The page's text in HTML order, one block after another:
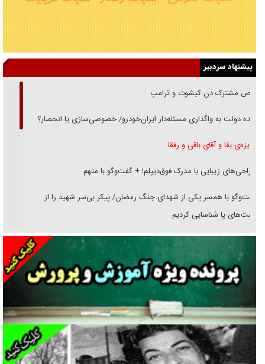
پیشنهاد سردبیر
رقص مشترک دن کیشوت و ترامپ
دنده دولت به واگذاری مسئله‌دار ایران‌خودرو/ خصوصی‌سازی یا انحصار؟
غریزه‌ی بقا و آقای باقی و رفقا
جراحی‌های زیبایی با مدرک فوق‌دیپلم! + گفت‌وگو با متهم
گفت‌وگو با همسر یکی از شهدای جنگ رمضان/ پیکر بی‌سر شهید را از
انگشت‌های پا شناسایی کردیم
نسلی که آنلاین الگو می‌گیرد
گفت‌وگو با آیت‌الله جاودان/ جفای مخالفان مکانت معنوی رهبر شهید را
ارتقا می‌داد
راننده مست به قانون می‌خندد
همه آقای دوربینی شده‌ایم!